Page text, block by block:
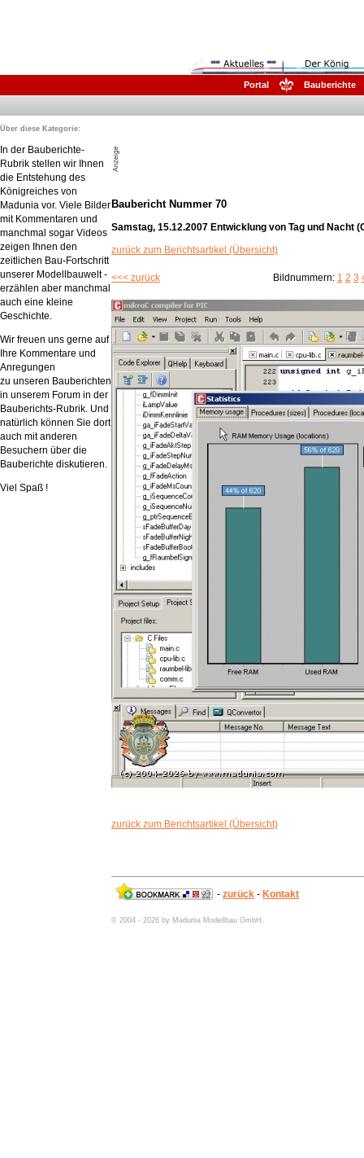
Portal Bauberichte
Über diese Kategorie:
In der Bauberichte-
Rubrik stellen wir Ihnen
die Entstehung des
Königreiches von
Madunia vor. Viele Bilder
mit Kommentaren und
manchmal sogar Videos
zeigen Ihnen den
zeitlichen Bau-Fortschritt
unserer Modellbauwelt -
erzählen aber manchmal
auch eine kleine
Geschichte.
Wir freuen uns gerne auf
Ihre Kommentare und
Anregungen
zu unseren Bauberichten
in unserem Forum in der
Bauberichts-Rubrik. Und
natürlich können Sie dort
auch mit anderen
Besuchern über die
Bauberichte diskutieren.
Viel Spaß !
Baubericht Nummer 70
Samstag, 15.12.2007 Entwicklung von Tag und Nacht
zurück zum Berichtsartikel (Übersicht)
<<< zurück Bildnummern: 1 2 3
zurück zum Berichtsartikel (Übersicht)
- zurück - Kontakt
© 2004 - 2026 by Madunia Modellbau GmbH.